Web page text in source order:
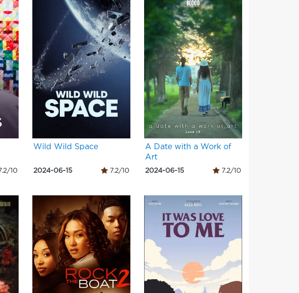
10
Wild Wild Space
2024-06-15 7.2/10
A Date with a Work of
Art
2024-06-15 7.2/10